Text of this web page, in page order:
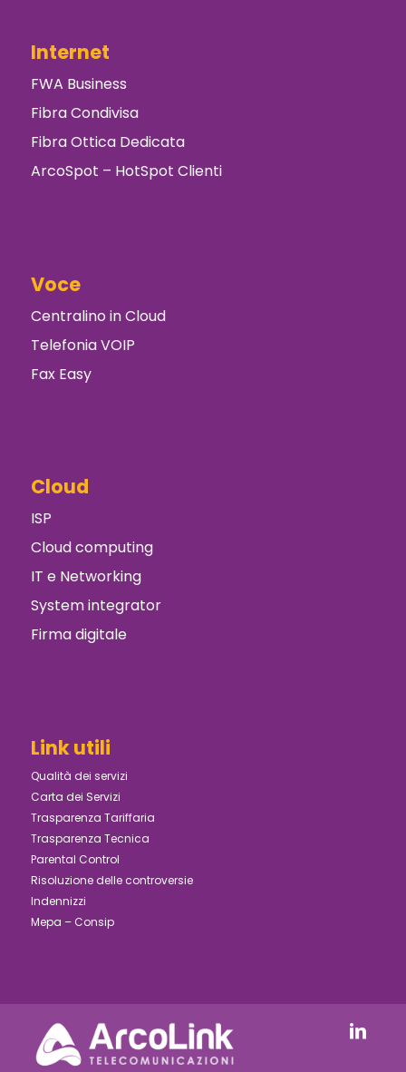
Internet
FWA Business
Fibra Condivisa
Fibra Ottica Dedicata
ArcoSpot – HotSpot Clienti
Voce
Centralino in Cloud
Telefonia VOIP
Fax Easy
Cloud
ISP
Cloud computing
IT e Networking
System integrator
Firma digitale
Link utili
Qualità dei servizi
Carta dei Servizi
Trasparenza Tariffaria
Trasparenza Tecnica
Parental Control
Risoluzione delle controversie
Indennizzi
Mepa – Consip